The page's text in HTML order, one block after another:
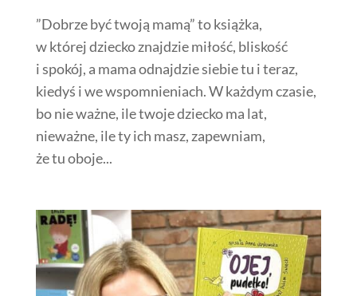
”Dobrze być twoją mamą” to książka,
w której dziecko znajdzie miłość, bliskość
i spokój, a mama odnajdzie siebie tu i teraz,
kiedyś i we wspomnieniach. W każdym czasie,
bo nie ważne, ile twoje dziecko ma lat,
nieważne, ile ty ich masz, zapewniam,
że tu oboje...